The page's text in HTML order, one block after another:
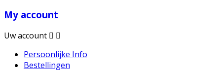
My account
Uw account  
Persoonlijke Info
Bestellingen